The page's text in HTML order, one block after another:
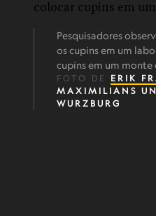
Pesquisadores
os cupins em um
cupins em um monte
FOTO DE ERIK
MAXIMILIANS
WURZBURG